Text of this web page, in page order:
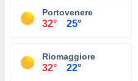
Portovenere
32° 25°
Riomaggiore
32° 22°